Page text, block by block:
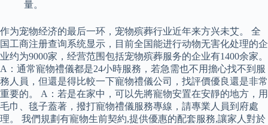
量。
作为宠物经济的最后一环，宠物殡葬行业近年来方兴未艾。 全
国工商注册查询系统显示，目前全国能进行动物无害化处理的企
业约为9000家，经营范围包括宠物殡葬服务的企业有1400余家。
A：通常寵物禮儀都是24小時服務，若急需也不用擔心找不到服
務人員，但還是得比較一下寵物禮儀公司，找評價優良還是非常
重要的。 A：若是在家中，可以先將寵物安置在安靜的地方，用
毛巾、毯子蓋著，撥打寵物禮儀服務專線，請專業人員到府處
理。 我們規劃有寵物生前契約,提供優惠的配套服務,讓家人對於